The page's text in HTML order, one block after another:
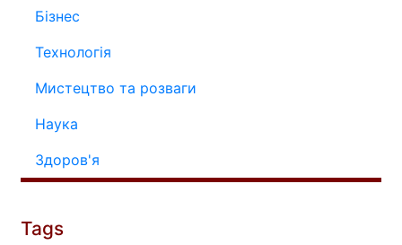
Бізнес
Технологія
Мистецтво та розваги
Наука
Здоров'я
Tags